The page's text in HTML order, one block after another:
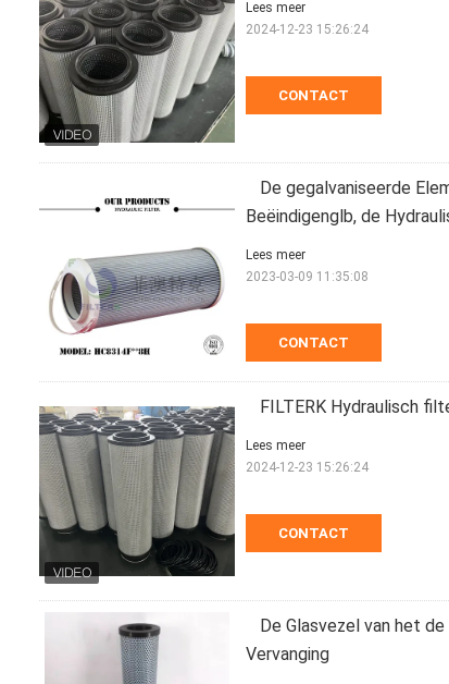
CONTACT
Lees meer
2024-12-23 15:26:24
De gegalvaniseerde
Beëindigenglb, de
CONTACT
Lees meer
2023-03-09 11:35:08
FILTERK Hydraulisch
CONTACT
Lees meer
2024-12-23 15:26:24
De Glasvezel van het
Vervanging